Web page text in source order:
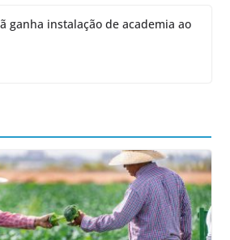
ganha instalação de academia ao